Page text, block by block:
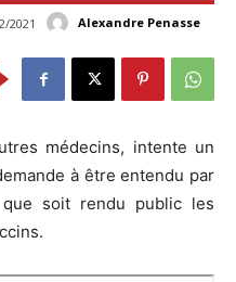
Alexandre Penasse
2021
médecins, intente un
à être entendu par
que soit rendu public les